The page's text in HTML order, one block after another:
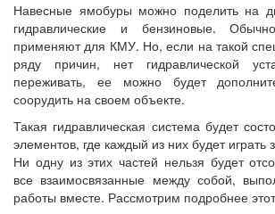
Навесные ямобуры можно поделить на
гидравлические и бензиновые.
применяют для КМУ. Но, если на такой
ряду причин, нет гидравлической
переживать, ее можно будет
соорудить на своем объекте.
Такая гидравлическая система будет
элементов, где каждый из них будет играть
Ни одну из этих частей нельзя будет
все взаимосвязанные между собой,
работы вместе. Рассмотрим подробнее